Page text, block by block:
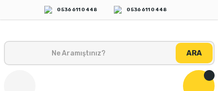
0 536 611 0 448 0 536 611 0 448
ARA